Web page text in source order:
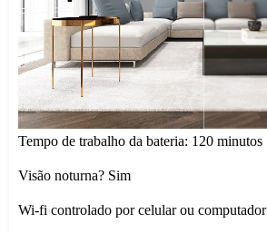
Tempo de trabalho da bateria: 120 minutos
Visão noturna? Sim
Wi-fi controlado por celular ou computador